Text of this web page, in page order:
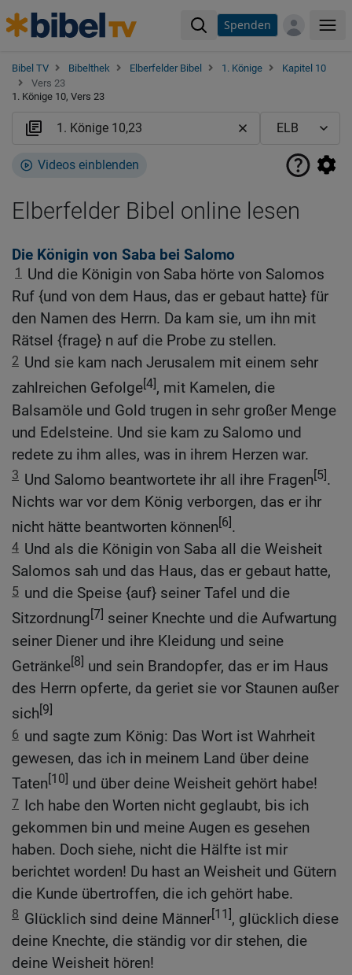
Spenden
Bibel TV Bibelthek Elberfelder Bibel 1. Könige
Kapitel 10
Vers 23
1. Könige 10, Vers 23
Videos einblenden
Elberfelder Bibel online lesen
Die Königin von Saba bei Salomo
1
Und die Königin von Saba hörte von Salomos
Ruf {und von dem Haus, das er gebaut hatte} für
den Namen des Herrn. Da kam sie, um ihn mit
Rätsel {frage} n auf die Probe zu stellen.
2 Und sie kam nach Jerusalem mit einem sehr
zahlreichen Gefolge[4], mit Kamelen, die
Balsamöle und Gold trugen in sehr großer Menge
und Edelsteine. Und sie kam zu Salomo und
redete zu ihm alles, was in ihrem Herzen war.
3 Und Salomo beantwortete ihr all ihre Fragen[5].
Nichts war vor dem König verborgen, das er ihr
nicht hätte beantworten können[6].
4 Und als die Königin von Saba all die Weisheit
Salomos sah und das Haus, das er gebaut hatte,
5 und die Speise {auf} seiner Tafel und die
Sitzordnung[7] seiner Knechte und die Aufwartung
seiner Diener und ihre Kleidung und seine
Getränke[8] und sein Brandopfer, das er im Haus
des Herrn opferte, da geriet sie vor Staunen außer
sich[9]
6 und sagte zum König: Das Wort ist Wahrheit
gewesen, das ich in meinem Land über deine
Taten[10] und über deine Weisheit gehört habe!
7 Ich habe den Worten nicht geglaubt, bis ich
gekommen bin und meine Augen es gesehen
haben. Doch siehe, nicht die Hälfte ist mir
berichtet worden! Du hast an Weisheit und Gütern
die Kunde übertroffen, die ich gehört habe.
8 Glücklich sind deine Männer[11], glücklich diese
deine Knechte, die ständig vor dir stehen, die
deine Weisheit hören!